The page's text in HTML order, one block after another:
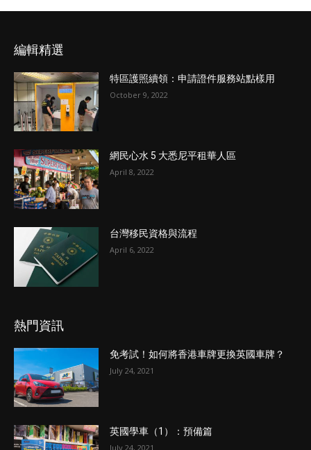
編輯精選
特區護照續領：申請證件服務站點樣用
October 9, 2022
網民心水 5 大悉尼平租華人區
April 8, 2022
台灣移民資格與流程
April 6, 2022
熱門資訊
免考試！如何將香港車牌更換英國車牌？
July 24, 2021
英國學車（1）：預備篇
July 24, 2021